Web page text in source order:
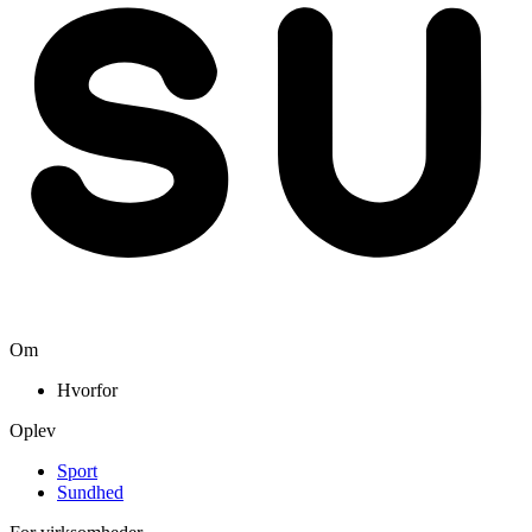
Om
Hvorfor
Oplev
Sport
Sundhed